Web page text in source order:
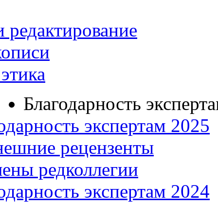
редактирование
Благодарность
экспертам 2025
рецензенты
редколлегии
экспертам 2024